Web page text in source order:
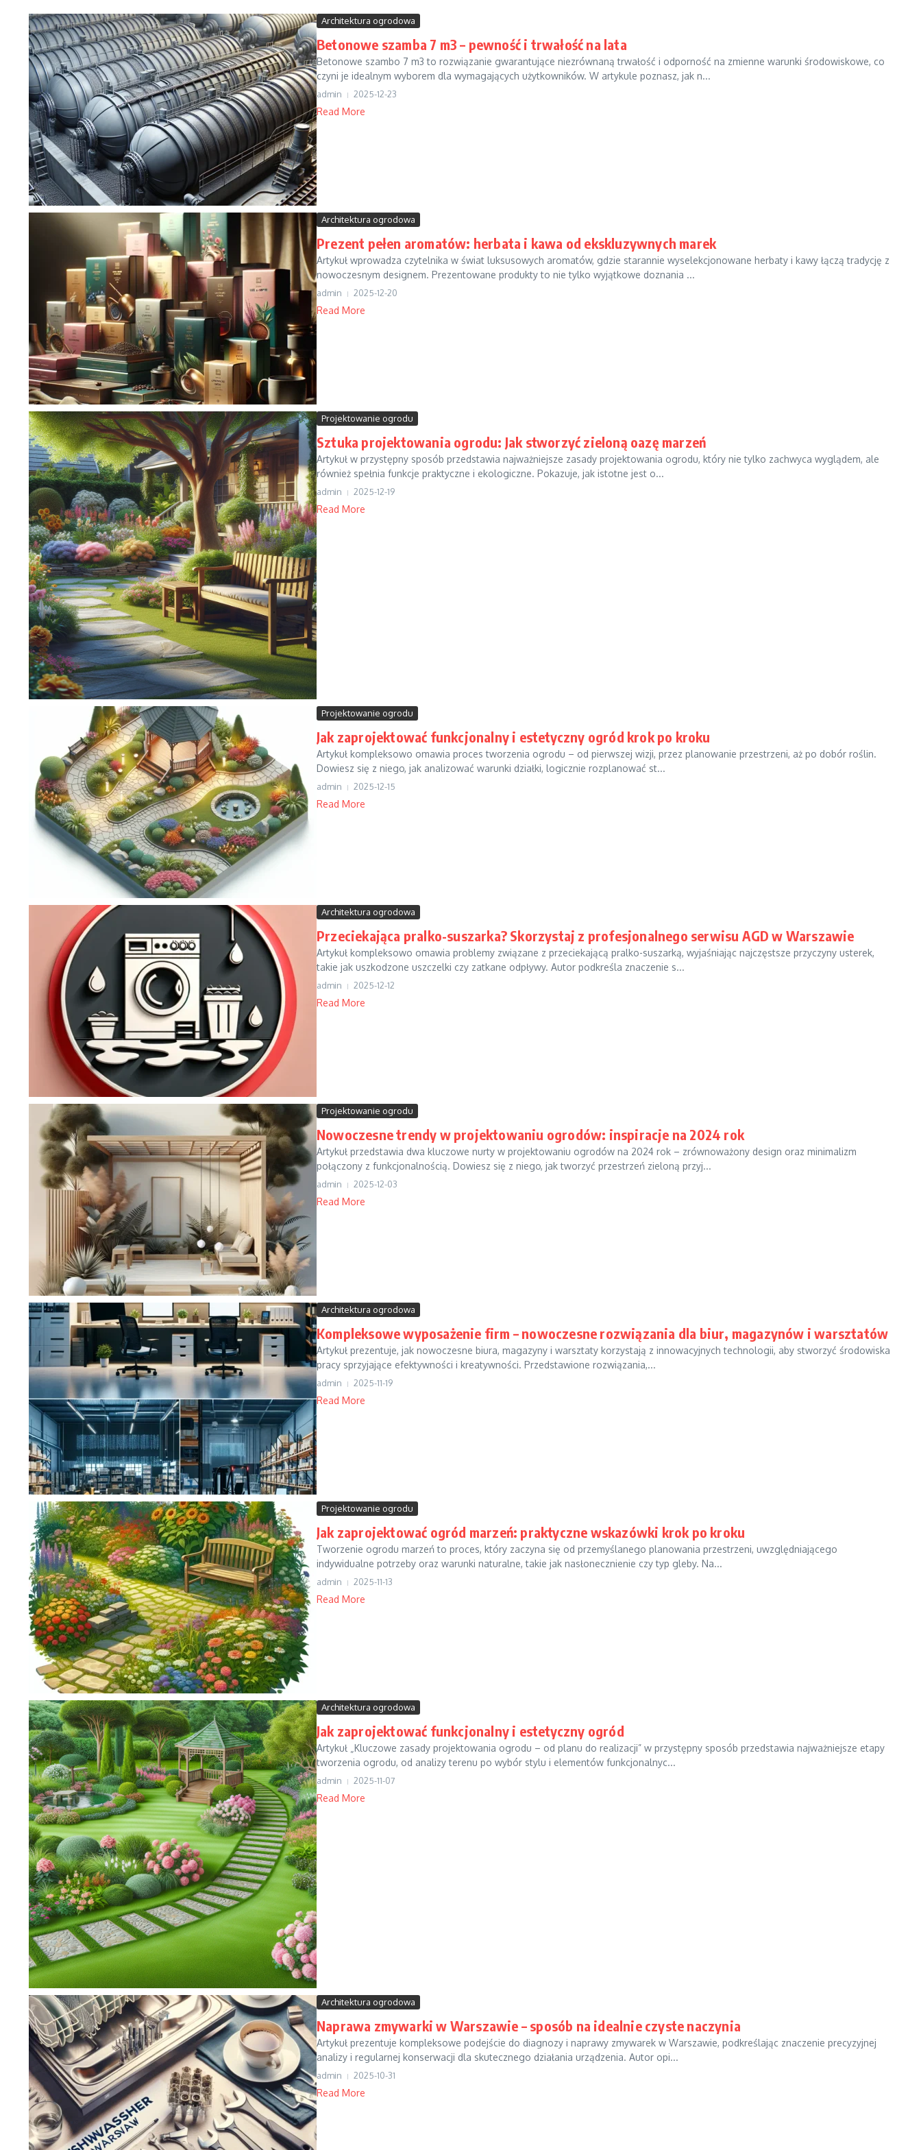
Architektura ogrodowa
Betonowe szamba 7 m3 – pewność i trwałość na lata
Betonowe szambo 7 m3 to rozwiązanie gwarantujące niezrównaną trwałość i odporność na zmienne warunki środowiskowe, co
czyni je idealnym wyborem dla wymagających użytkowników. W artykule poznasz, jak n...
admin 2025-12-23
Read More
Architektura ogrodowa
Prezent pełen aromatów: herbata i kawa od ekskluzywnych marek
Artykuł wprowadza czytelnika w świat luksusowych aromatów, gdzie starannie wyselekcjonowane herbaty i kawy łączą tradycję z
nowoczesnym designem. Prezentowane produkty to nie tylko wyjątkowe doznania ...
admin 2025-12-20
Read More
Projektowanie ogrodu
Sztuka projektowania ogrodu: Jak stworzyć zieloną oazę marzeń
Artykuł w przystępny sposób przedstawia najważniejsze zasady projektowania ogrodu, który nie tylko zachwyca wyglądem, ale
również spełnia funkcje praktyczne i ekologiczne. Pokazuje, jak istotne jest o...
admin 2025-12-19
Read More
Projektowanie ogrodu
Jak zaprojektować funkcjonalny i estetyczny ogród krok po kroku
Artykuł kompleksowo omawia proces tworzenia ogrodu – od pierwszej wizji, przez planowanie przestrzeni, aż po dobór roślin.
Dowiesz się z niego, jak analizować warunki działki, logicznie rozplanować st...
admin 2025-12-15
Read More
Architektura ogrodowa
Przeciekająca pralko-suszarka? Skorzystaj z profesjonalnego serwisu AGD w Warszawie
Artykuł kompleksowo omawia problemy związane z przeciekającą pralko-suszarką, wyjaśniając najczęstsze przyczyny usterek,
takie jak uszkodzone uszczelki czy zatkane odpływy. Autor podkreśla znaczenie s...
admin 2025-12-12
Read More
Projektowanie ogrodu
Nowoczesne trendy w projektowaniu ogrodów: inspiracje na 2024 rok
Artykuł przedstawia dwa kluczowe nurty w projektowaniu ogrodów na 2024 rok – zrównoważony design oraz minimalizm
połączony z funkcjonalnością. Dowiesz się z niego, jak tworzyć przestrzeń zieloną przyj...
admin 2025-12-03
Read More
Architektura ogrodowa
Kompleksowe wyposażenie firm – nowoczesne rozwiązania dla biur, magazynów i warsztatów
Artykuł prezentuje, jak nowoczesne biura, magazyny i warsztaty korzystają z innowacyjnych technologii, aby stworzyć środowiska
pracy sprzyjające efektywności i kreatywności. Przedstawione rozwiązania,...
admin 2025-11-19
Read More
Projektowanie ogrodu
Jak zaprojektować ogród marzeń: praktyczne wskazówki krok po kroku
Tworzenie ogrodu marzeń to proces, który zaczyna się od przemyślanego planowania przestrzeni, uwzględniającego
indywidualne potrzeby oraz warunki naturalne, takie jak nasłonecznienie czy typ gleby. Na...
admin 2025-11-13
Read More
Architektura ogrodowa
Jak zaprojektować funkcjonalny i estetyczny ogród
Artykuł „Kluczowe zasady projektowania ogrodu – od planu do realizacji” w przystępny sposób przedstawia najważniejsze etapy
tworzenia ogrodu, od analizy terenu po wybór stylu i elementów funkcjonalnyc...
admin 2025-11-07
Read More
Architektura ogrodowa
Naprawa zmywarki w Warszawie – sposób na idealnie czyste naczynia
Artykuł prezentuje kompleksowe podejście do diagnozy i naprawy zmywarek w Warszawie, podkreślając znaczenie precyzyjnej
analizy i regularnej konserwacji dla skutecznego działania urządzenia. Autor opi...
admin 2025-10-31
Read More